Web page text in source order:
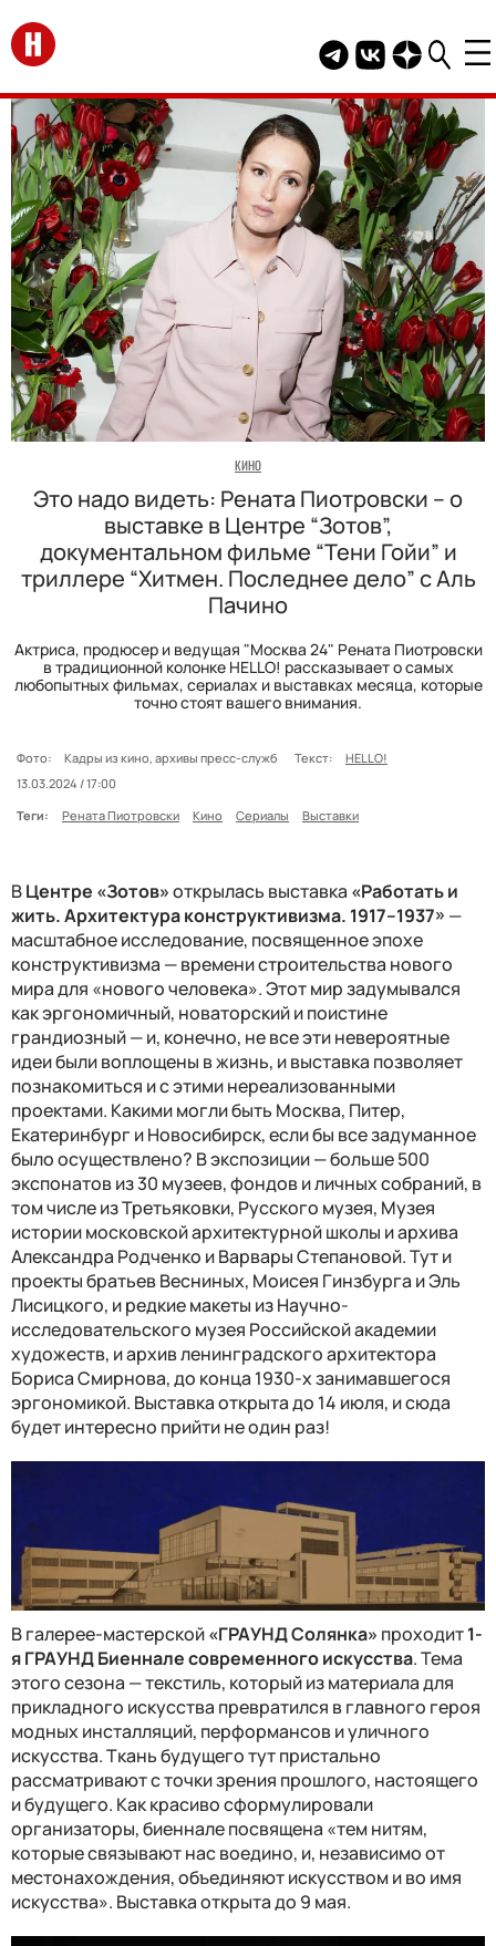
Перейти на главную
Telegram канал
Группа HELLO
Канал
КИНО
Это надо видеть: Рената Пиотровски – о
выставке в Центре “Зотов”,
документальном фильме “Тени Гойи” и
триллере “Хитмен. Последнее дело” с Аль
Пачино
Актриса, продюсер и ведущая "Москва 24" Рената Пиотровски
в традиционной колонке HELLO! рассказывает о самых
любопытных фильмах, сериалах и выставках месяца, которые
точно стоят вашего внимания.
Фото: Кадры из кино, архивы пресс-служб Текст:
HELLO!
13.03.2024 / 17:00
Теги:
Рената Пиотровски Кино Сериалы Выставки
ВЦентре «Зотов»открылась выставка «Работать и
жить. Архитектура конструктивизма. 1917–1937» —
масштабное исследование, посвященное эпохе
конструктивизма — времени строительства нового
мира для «нового человека». Этот мир задумывался
как эргономичный, новаторский и поистине
грандиозный — и, конечно, не все эти невероятные
идеи были воплощены в жизнь, и выставка позволяет
познакомиться и с этими нереализованными
проектами. Какими могли быть Москва, Питер,
Екатеринбург и Новосибирск, если бы все задуманное
было осуществлено? В экспозиции — больше 500
экспонатов из 30 музеев, фондов и личных собраний, в
том числе из Третьяковки, Русского музея, Музея
истории московской архитектурной школы и архива
Александра Родченко и Варвары Степановой. Тут и
проекты братьев Весниных, Моисея Гинзбурга и Эль
Лисицкого, и редкие макеты из Научно-
исследовательского музея Российской академии
художеств, и архив ленинградского архитектора
Бориса Смирнова, до конца 1930-х занимавшегося
эргономикой. Выставка открыта до 14 июля, и сюда
будет интересно прийти не один раз!
В галерее-мастерской«ГРАУНД Солянка» проходит1-
я ГРАУНД Биеннале современного искусства. Тема
этого сезона — текстиль, который из материала для
прикладного искусства превратился в главного героя
модных инсталляций, перформансов и уличного
искусства. Ткань будущего тут пристально
рассматривают с точки зрения прошлого, настоящего
и будущего. Как красиво сформулировали
организаторы, биеннале посвящена «тем нитям,
которые связывают нас воедино, и, независимо от
местонахождения, объединяют искусством и во имя
искусства». Выставка открыта до 9 мая.